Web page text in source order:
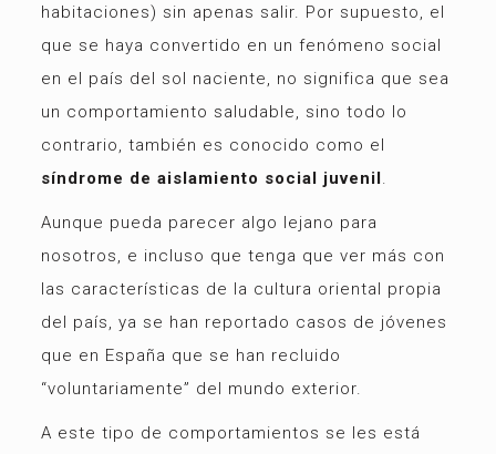
habitaciones) sin apenas salir. Por supuesto, el
que se haya convertido en un fenómeno social
en el país del sol naciente, no significa que sea
un comportamiento saludable, sino todo lo
contrario, también es conocido como el
síndrome de aislamiento social juvenil.
Aunque pueda parecer algo lejano para
nosotros, e incluso que tenga que ver más con
las características de la cultura oriental propia
del país, ya se han reportado casos de jóvenes
que en España que se han recluido
“voluntariamente” del mundo exterior.
A este tipo de comportamientos se les está